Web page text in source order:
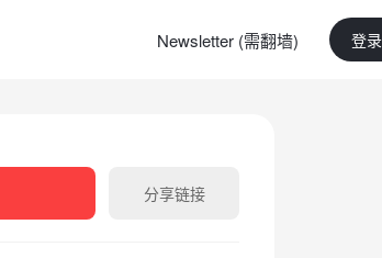
Newsletter (需翻墙) 登
分享链接